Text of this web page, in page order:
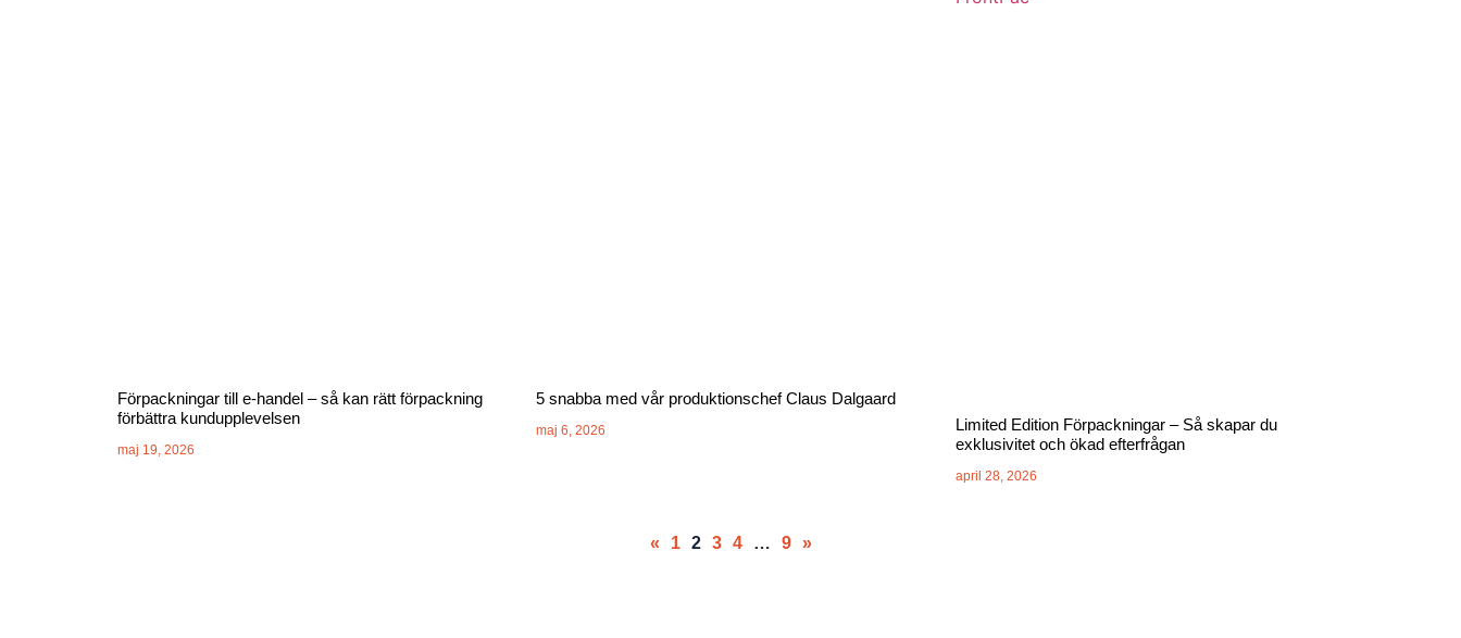
Förpackningar till e-handel – så kan rätt förpackning
förbättra kundupplevelsen
maj 19, 2026
5 snabba med vår produktionschef Claus Dalgaard
maj 6, 2026
Limited Edition Förpackningar – Så skapar du
exklusivitet och ökad efterfrågan
april 28, 2026
« 1 2 3 4 … 9 »